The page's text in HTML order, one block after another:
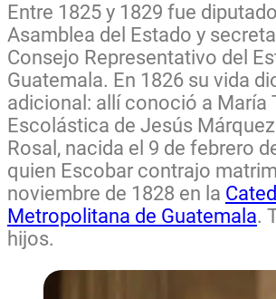
Entre 1825 y 1829 fue
Asamblea del Estado y
Consejo Representativo del
Guatemala. En 1826 su vida
adicional: allí conoció a María
Escolástica de Jesús Márquez
Rosal, nacida el 9 de febrero
quien Escobar contrajo
noviembre de 1828 en la
Metropolitana de Guatemala.
hijos.